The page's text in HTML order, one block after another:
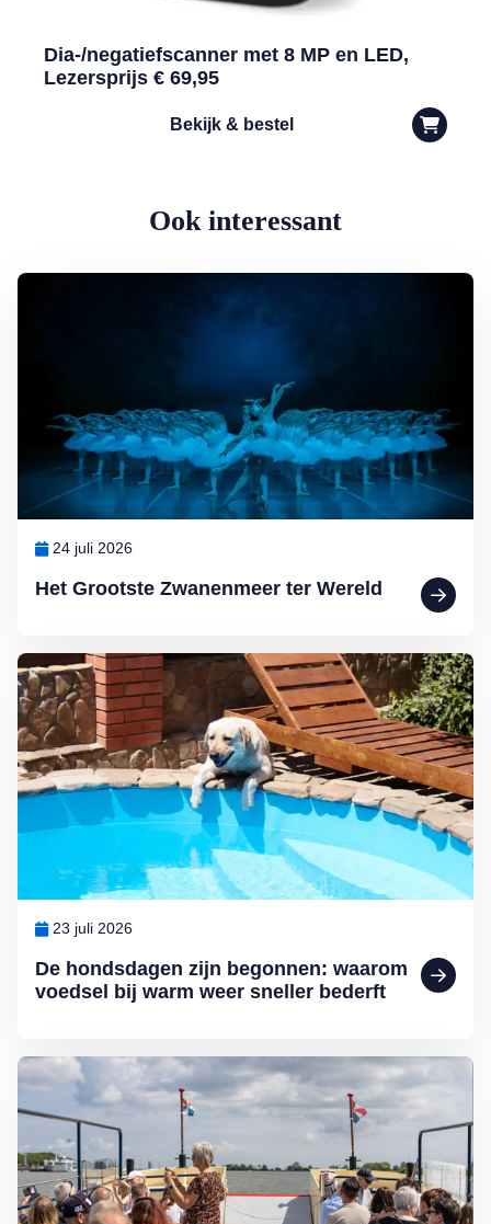
Dia-/negatiefscanner met 8 MP en LED,
Lezersprijs € 69,95
Bekijk & bestel
Ook interessant
Het Grootste Zwanenmeer ter Wereld
24 juli 2026
Lees meer over Het Grootste Zwanenmeer ter Wereld
De hondsdagen zijn begonnen: waarom
voedsel bij warm weer sneller bederft
23 juli 2026
Lees meer over De hondsdagen zijn begonnen: waarom voedsel
Lees meer over 4 leuke uitjes voor deze zomer